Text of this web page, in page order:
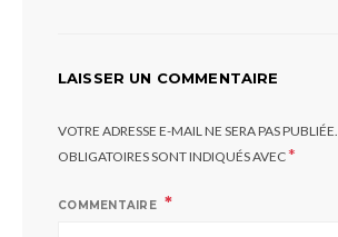
LAISSER UN COMMENTAIRE
VOTRE ADRESSE E-MAIL NE SERA PAS PUBLIÉE.
OBLIGATOIRES SONT INDIQUÉS AVEC*
COMMENTAIRE